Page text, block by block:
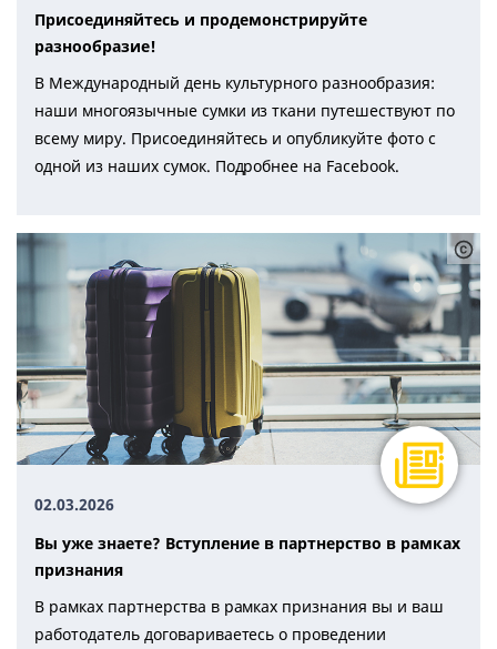
Присоединяйтесь и продемонстрируйте
разнообразие!
В Международный день культурного разнообразия:
наши многоязычные сумки из ткани путешествуют по
всему миру. Присоединяйтесь и опубликуйте фото с
одной из наших сумок. Подробнее на Facebook.
02.03.2026
Вы уже знаете? Вступление в партнерство в рамках
признания
В рамках партнерства в рамках признания вы и ваш
работодатель договариваетесь о проведении